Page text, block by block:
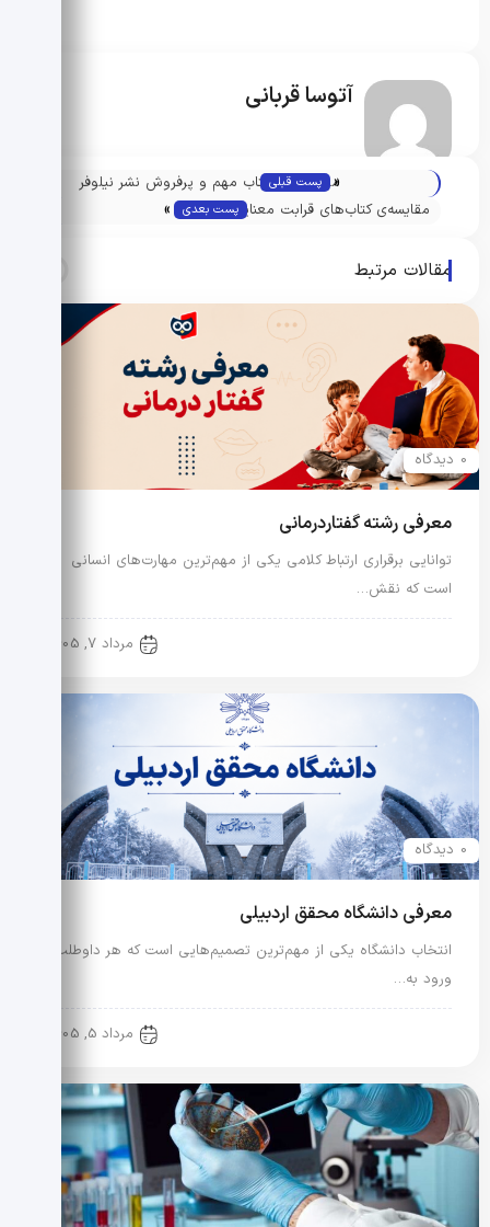
آتوسا قربانی
« پست قبلی
معرفی پنج کتاب مهم و پرفروش نشر نیلوفر
مقایسه‌ی کتاب‌های قرابت معنایی انتشارات
پست بعدی »
مقالات مرتبط
0 دیدگاه
معرفی رشته گفتاردرمانی
توانایی برقراری ارتباط کلامی یکی از مهم‌ترین مهارت‌های انسانی
است که نقش…
مرداد 7, 1405
0 دیدگاه
معرفی دانشگاه محقق اردبیلی
انتخاب دانشگاه یکی از مهم‌ترین تصمیم‌هایی است که هر داوطلب
ورود به…
مرداد 5, 1405